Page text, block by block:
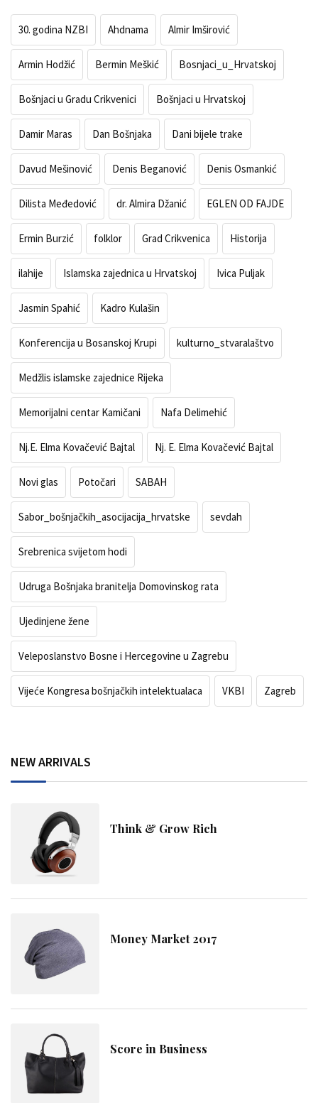
30. godina NZBI Ahdnama Almir Imširović
Armin Hodžić Bermin Meškić Bosnjaci_u_Hrvatskoj
Bošnjaci u Gradu Crikvenici Bošnjaci u Hrvatskoj
Damir Maras Dan Bošnjaka Dani bijele trake
Davud Mešinović Denis Beganović Denis Osmankić
Dilista Međedović dr. Almira Džanić EGLEN OD FAJDE
Ermin Burzić folklor Grad Crikvenica Historija
ilahije Islamska zajednica u Hrvatskoj Ivica Puljak
Jasmin Spahić Kadro Kulašin
Konferencija u Bosanskoj Krupi kulturno_stvaralaštvo
Medžlis islamske zajednice Rijeka
Memorijalni centar Kamičani Nafa Delimehić
Nj.E. Elma Kovačević Bajtal Nj. E. Elma Kovačević Bajtal
Novi glas Potočari SABAH
Sabor_bošnjačkih_asocijacija_hrvatske sevdah
Srebrenica svijetom hodi
Udruga Bošnjaka branitelja Domovinskog rata
Ujedinjene žene
Veleposlanstvo Bosne i Hercegovine u Zagrebu
Vijeće Kongresa bošnjačkih intelektualaca VKBI Zagreb
NEW ARRIVALS
Think & Grow Rich
Money Market 2017
Score in Business